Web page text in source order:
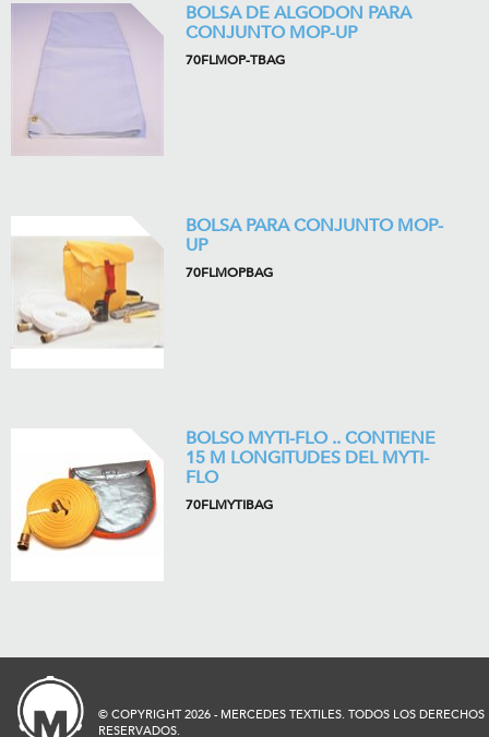
BOLSA DE ALGODON PARA
CONJUNTO MOP-UP
70FLMOP-TBAG
BOLSA PARA CONJUNTO MOP-
UP
70FLMOPBAG
BOLSO MYTI-FLO .. CONTIENE
15 M LONGITUDES DEL MYTI-
FLO
70FLMYTIBAG
© COPYRIGHT 2026 - MERCEDES TEXTILES. TODOS LOS DERECHOS
RESERVADOS.